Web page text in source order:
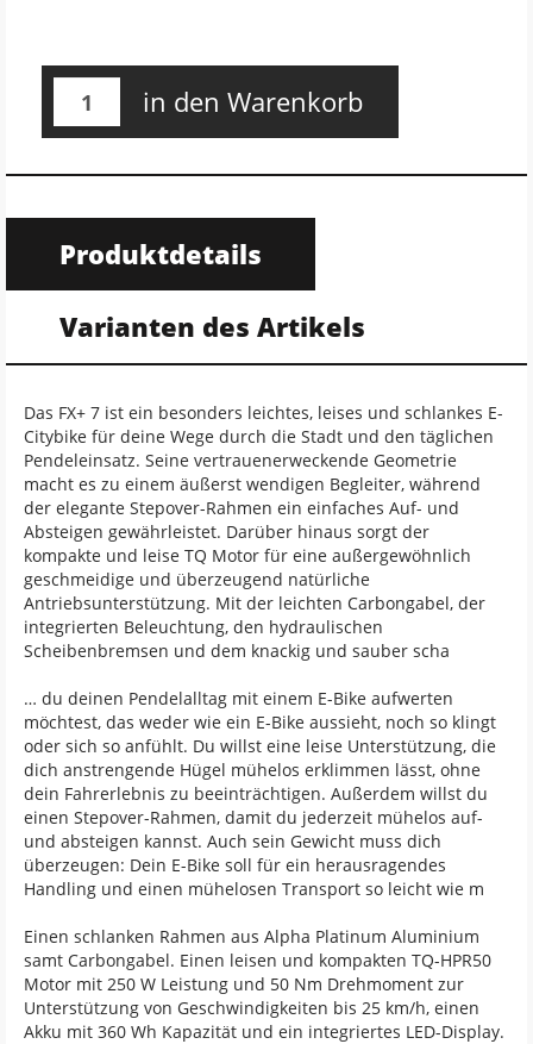
in den Warenkorb
Produktdetails
Varianten des Artikels
Das FX+ 7 ist ein besonders leichtes, leises und schlankes E-
Citybike für deine Wege durch die Stadt und den täglichen
Pendeleinsatz. Seine vertrauenerweckende Geometrie
macht es zu einem äußerst wendigen Begleiter, während
der elegante Stepover-Rahmen ein einfaches Auf- und
Absteigen gewährleistet. Darüber hinaus sorgt der
kompakte und leise TQ Motor für eine außergewöhnlich
geschmeidige und überzeugend natürliche
Antriebsunterstützung. Mit der leichten Carbongabel, der
integrierten Beleuchtung, den hydraulischen
Scheibenbremsen und dem knackig und sauber scha
… du deinen Pendelalltag mit einem E-Bike aufwerten
möchtest, das weder wie ein E-Bike aussieht, noch so klingt
oder sich so anfühlt. Du willst eine leise Unterstützung, die
dich anstrengende Hügel mühelos erklimmen lässt, ohne
dein Fahrerlebnis zu beeinträchtigen. Außerdem willst du
einen Stepover-Rahmen, damit du jederzeit mühelos auf-
und absteigen kannst. Auch sein Gewicht muss dich
überzeugen: Dein E-Bike soll für ein herausragendes
Handling und einen mühelosen Transport so leicht wie m
Einen schlanken Rahmen aus Alpha Platinum Aluminium
samt Carbongabel. Einen leisen und kompakten TQ-HPR50
Motor mit 250 W Leistung und 50 Nm Drehmoment zur
Unterstützung von Geschwindigkeiten bis 25 km/h, einen
Akku mit 360 Wh Kapazität und ein integriertes LED-Display.